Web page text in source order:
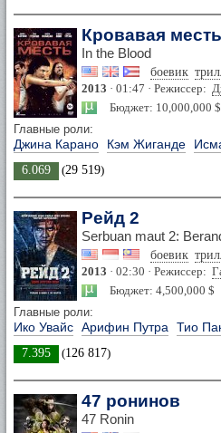
Кровавая месть
In the Blood
боевик
2013 · 01:47 · Режиссер:
Бюджет: 10,000,000
Главные роли:
Джина Карано Кэм Жиганде
6.069 (29 519)
Рейд 2
Serbuan maut 2:
боевик
2013 · 02:30 · Режиссер:
Бюджет: 4,500,000 $
Главные роли:
Ико Увайс Арифин Путра Тио
7.395 (126 817)
47 ронинов
47 Ronin